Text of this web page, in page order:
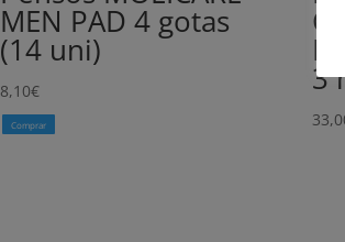
MEN PAD 4 gotas
(14 uni)
8,10€
Comprar
3